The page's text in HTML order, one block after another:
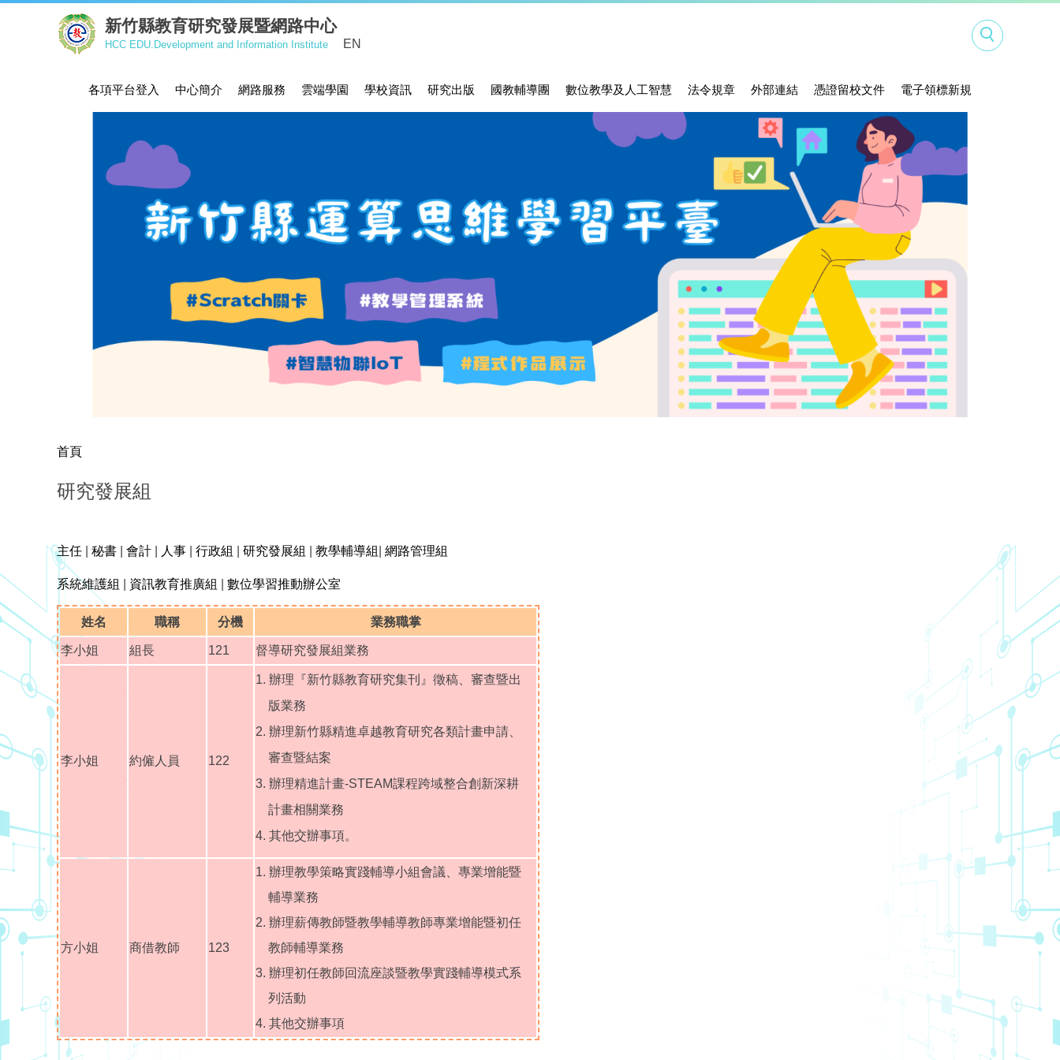
新竹縣教育研究發展暨網路中心
HCC EDU.Development and Information Institute EN
各項平台登入 中心簡介 網路服務 雲端學園 學校資訊 研究出版 國教輔導團 數位教學及人工智慧 法令規章 外部連結 憑證留校文件 電子領標新規
首頁
研究發展組
主任 秘書 會計 人事 行政組 研究發展組 教學輔導組 網路管理組
系統維護組 資訊教育推廣組 數位學習推動辦公室
姓名 職稱 分機 業務職掌
李小姐 組長 121 督導研究發展組業務
李小姐 約僱人員 122
1. 辦理『新竹縣教育研究集刊』徵稿
審查暨出
版業務
2. 辦理新竹縣精進卓越教育研究各類計畫申請
審查暨結案
3. 辦理精進計畫-STEAM課程跨域整合創新深耕
計畫相關業務
4. 其他交辦事項。
方小姐 商借教師 123
1. 辦理教學策略實踐輔導小組會議
專業增能暨
輔導業務
2. 辦理薪傳教師暨教學輔導教師專業增能暨初任
教師輔導業務
3. 辦理初任教師回流座談暨教學實踐輔導模式系
列活動
4. 其他交辦事項